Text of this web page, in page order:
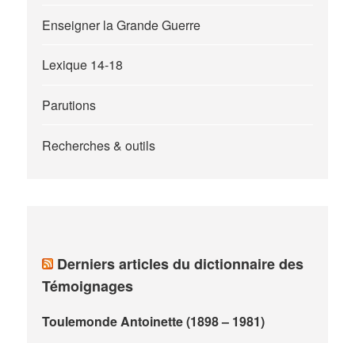
Enseigner la Grande Guerre
Lexique 14-18
Parutions
Recherches & outils
Derniers articles du dictionnaire des
Témoignages
Toulemonde Antoinette (1898 – 1981)